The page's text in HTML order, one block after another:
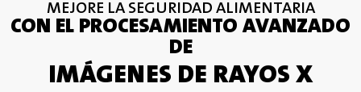
MEJORE LA SEGURIDAD ALIMENTARIA
CON EL PROCESAMIENTO AVANZADO
DE
IMÁGENES DE RAYOS X